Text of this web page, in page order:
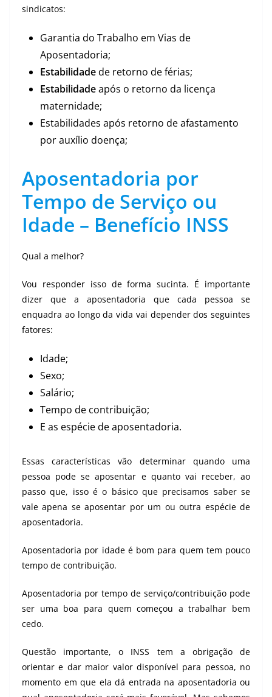
sindicatos:
Garantia do Trabalho em Vias de
Aposentadoria;
Estabilidadede retorno de férias;
Estabilidadeapós o retorno da licença
maternidade;
Estabilidades após retorno de afastamento
por auxílio doença;
Aposentadoria por
Tempo de Serviço ou
Idade – Benefício INSS
Qual a melhor?
Vou responder isso de forma sucinta. É importante
dizer que a aposentadoria que cada pessoa se
enquadra ao longo da vida vai depender dos seguintes
fatores:
Idade;
Sexo;
Salário;
Tempo de contribuição;
E as espécie de aposentadoria.
Essas características vão determinar quando uma
pessoa pode se aposentar e quanto vai receber, ao
passo que, isso é o básico que precisamos saber se
vale apena se aposentar por um ou outra espécie de
aposentadoria.
Aposentadoria por idade é bom para quem tem pouco
tempo de contribuição.
Aposentadoria por tempo de serviço/contribuição pode
ser uma boa para quem começou a trabalhar bem
cedo.
Questão importante, o INSS tem a obrigação de
orientar e dar maior valor disponível para pessoa, no
momento em que ela dá entrada na aposentadoria ou